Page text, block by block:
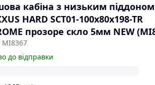
кабіна з низьким піддоном
HARD SCT01-100x80x198-TR
прозоре скло 5мм NEW
MI8367
до відправки